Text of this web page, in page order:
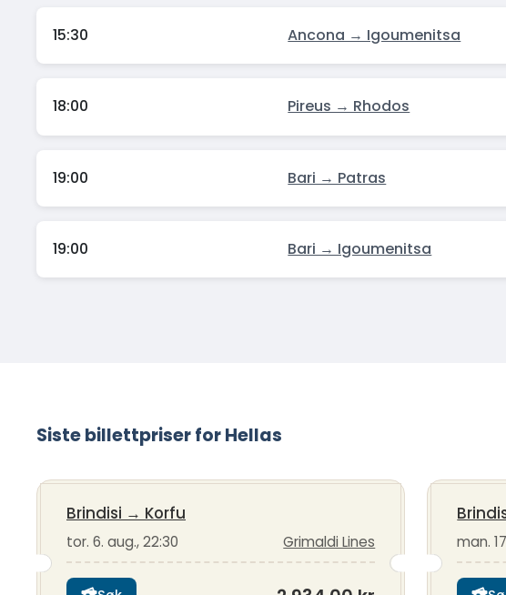
15:30 Ancona → Igoumenitsa
18:00 Pireus → Rhodos
19:00 Bari → Patras
19:00 Bari → Igoumenitsa
Siste billettpriser for Hellas
Brindisi → Korfu
tor. 6. aug., 22:30 Grimaldi Lines man.